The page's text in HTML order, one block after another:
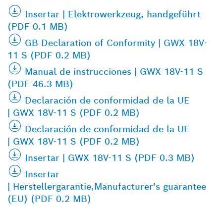
Insertar | Elektrowerkzeug, handgeführt
(PDF 0.1 MB)
GB Declaration of Conformity | GWX 18V-
11 S (PDF 0.2 MB)
Manual de instrucciones | GWX 18V-11 S
(PDF 46.3 MB)
Declaración de conformidad de la UE
| GWX 18V-11 S (PDF 0.2 MB)
Declaración de conformidad de la UE
| GWX 18V-11 S (PDF 0.2 MB)
Insertar | GWX 18V-11 S (PDF 0.3 MB)
Insertar
| Herstellergarantie,Manufacturer's guarantee
(EU) (PDF 0.2 MB)